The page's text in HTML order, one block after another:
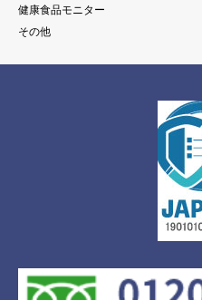
健康食品モニター
その他